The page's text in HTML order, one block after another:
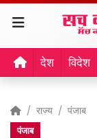
देश विदेश
राज्य पंजाब
पंजाब